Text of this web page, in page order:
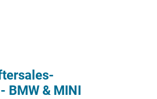
BMW & MINI